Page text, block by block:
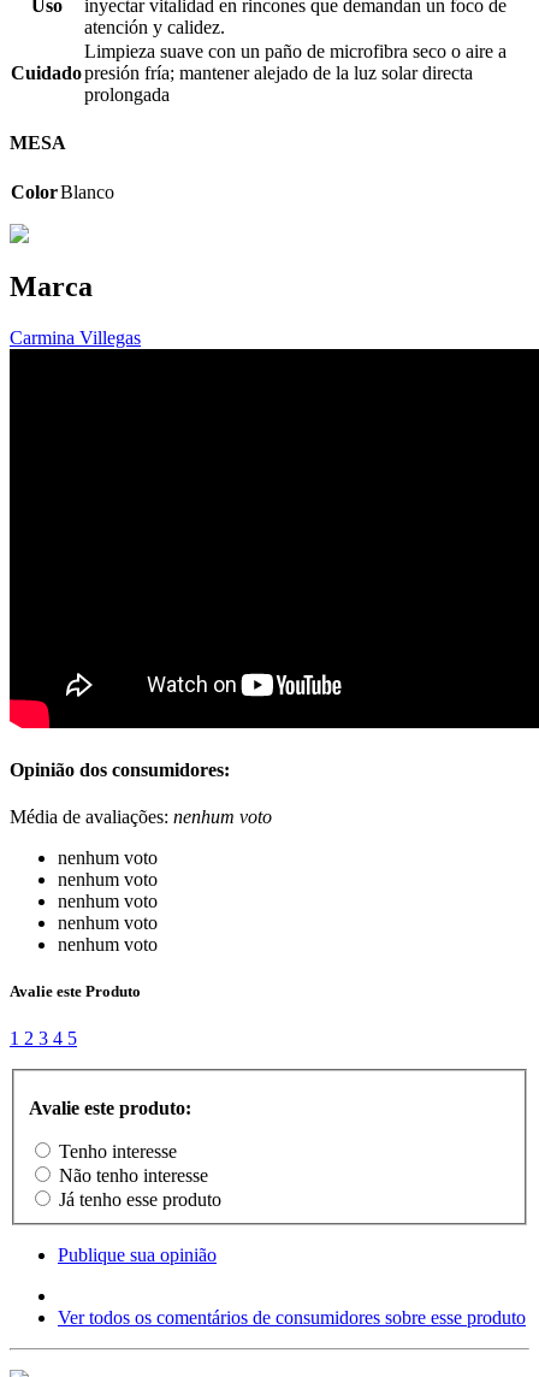
Uso
inyectar vitalidad en rincones que demandan un foco de
atención y calidez.
Cuidado
Limpieza suave con un paño de microfibra seco o aire a
presión fría; mantener alejado de la luz solar directa
prolongada
MESA
ColorBlanco
Marca
Carmina Villegas
Opinião dos consumidores:
Média de avaliações: nenhum voto
nenhum voto
nenhum voto
nenhum voto
nenhum voto
nenhum voto
Avalie este Produto
1 2 3 4 5
Avalie este produto:
Tenho interesse
Não tenho interesse
Já tenho esse produto
Publique sua opinião
Ver todos os comentários de consumidores sobre esse produto